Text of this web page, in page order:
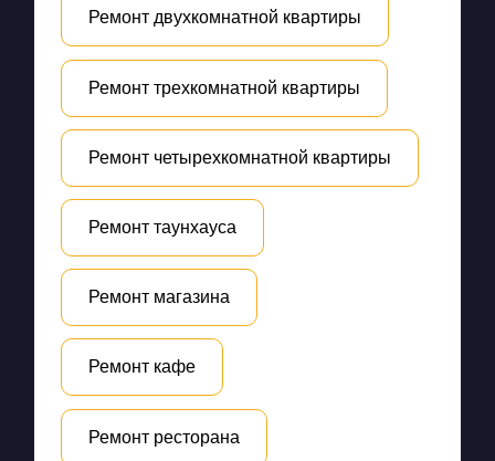
Ремонт двухкомнатной квартиры
Ремонт трехкомнатной квартиры
Ремонт четырехкомнатной квартиры
Ремонт таунхауса
Ремонт магазина
Ремонт кафе
Ремонт ресторана